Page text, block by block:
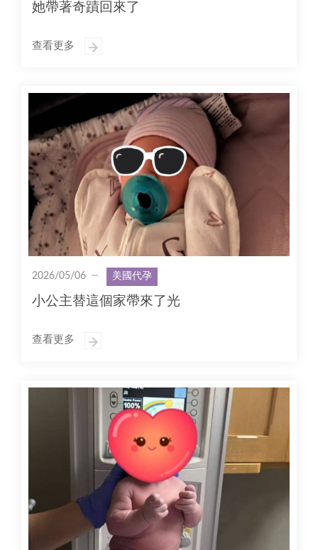
她帶著奇蹟回來了
查看更多
2026/05/06 美國代孕
小公主替這個家帶來了光
查看更多